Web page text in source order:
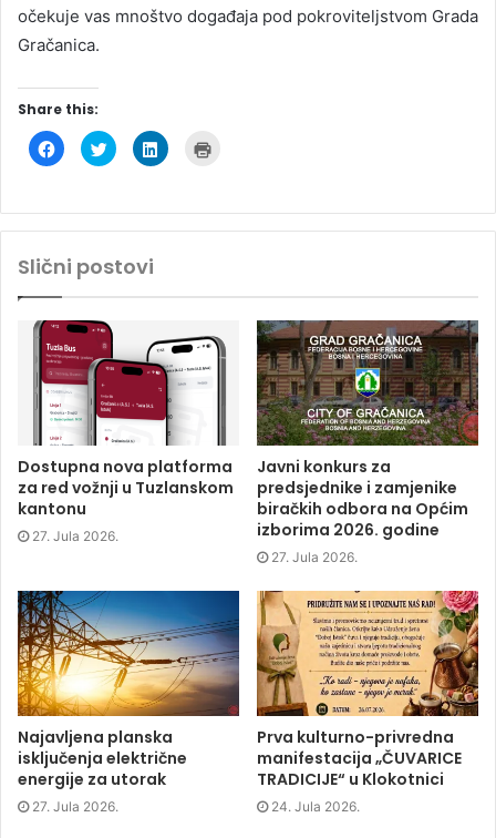
očekuje vas mnoštvo događaja pod pokroviteljstvom Grada
Gračanica.
Share this:
C
l
t
s
a
r
o
n
F
a
c
e
b
o
o
k
(
O
p
e
n
s
i
n
n
i
n
d
o
w
)
C
l
t
s
a
r
o
T
i
t
e
r
(
O
e
n
s
i
n
e
n
d
o
w
)
C
l
t
s
o
i
n
k
e
d
n
O
p
e
n
i
d
o
w
)
t
p
(
e
n
w
i
n
d
Slični postovi
Dostupna nova platforma
za red vožnji u Tuzlanskom
kantonu
27. Jula 2026.
Javni konkurs za
predsjednike i zamjenike
biračkih odbora na Općim
izborima 2026. godine
27. Jula 2026.
Najavljena planska
isključenja električne
energije za utorak
27. Jula 2026.
Prva kulturno-privredna
manifestacija „ČUVARICE
TRADICIJE“ u Klokotnici
24. Jula 2026.